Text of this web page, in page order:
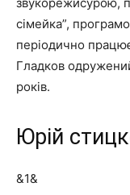
звукорежисурою,
сімейка”,
періодично
Гладков
років.
Юрій
&1&